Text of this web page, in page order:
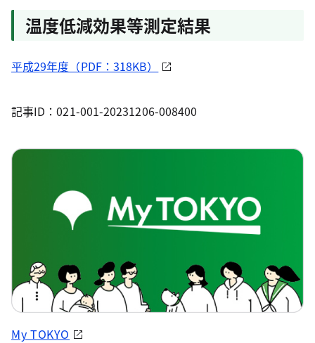
温度低減効果等測定結果
平成29年度（PDF：318KB）
記事ID：021-001-20231206-008400
My TOKYO